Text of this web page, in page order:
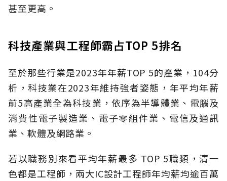
甚至更高。
科技產業與工程師霸占TOP 5排名
至於那些行業是2023年年薪TOP 5的產業，104分
析，科技業在2023年維持強者姿態，年平均年薪
前5高產業全為科技業，依序為半導體業、電腦及
消費性電子製造業、電子零組件業、電信及通訊
業、軟體及網路業。
若以職務別來看平均年薪最多 TOP 5職類，清一
色都是工程師，兩大IC設計工程師年均薪均逾百萬